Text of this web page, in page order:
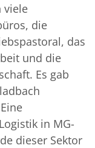
viele
die
das
und die
Es gab
in MG-
dieser Sektor